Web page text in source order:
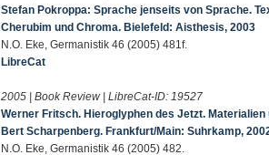
Stefan Pokroppa: Sprache jenseits von Sprache.
Cherubim und Chroma. Bielefeld: Aisthesis, 2003
N.O. Eke, Germanistik 46 (2005) 481f.
LibreCat
2005 | Book Review | LibreCat-ID: 19527
Werner Fritsch. Hieroglyphen des Jetzt.
Bert Scharpenberg. Frankfurt/Main: Suhrkamp,
N.O. Eke, Germanistik 46 (2005) 482.